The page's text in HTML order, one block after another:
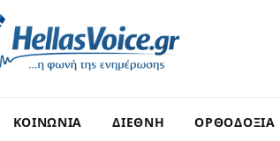
ΚΟΙΝΩΝΙΑ ΔΙΕΘΝΗ ΟΡΘΟΔΟΞΙΑ